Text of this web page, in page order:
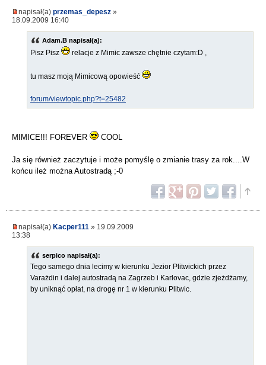
napisał(a) przemas_depesz »
18.09.2009 16:40
Adam.B napisał(a):
Pisz Pisz relacje z Mimic zawsze chętnie czytam:D ,
tu masz moją Mimicową opowieść
forum/viewtopic.php?t=25482
MIMICE!!! FOREVER COOL
Ja się również zaczytuje i może pomyślę o zmianie trasy za rok....W
końcu ileż można Autostradą ;-0
napisał(a) Kacper111 » 19.09.2009
13:38
serpico napisał(a):
Tego samego dnia lecimy w kierunku Jezior Plitwickich przez
Varażdin i dalej autostradą na Zagrzeb i Karlovac, gdzie zjeżdżamy,
by uniknąć opłat, na drogę nr 1 w kierunku Plitwic.